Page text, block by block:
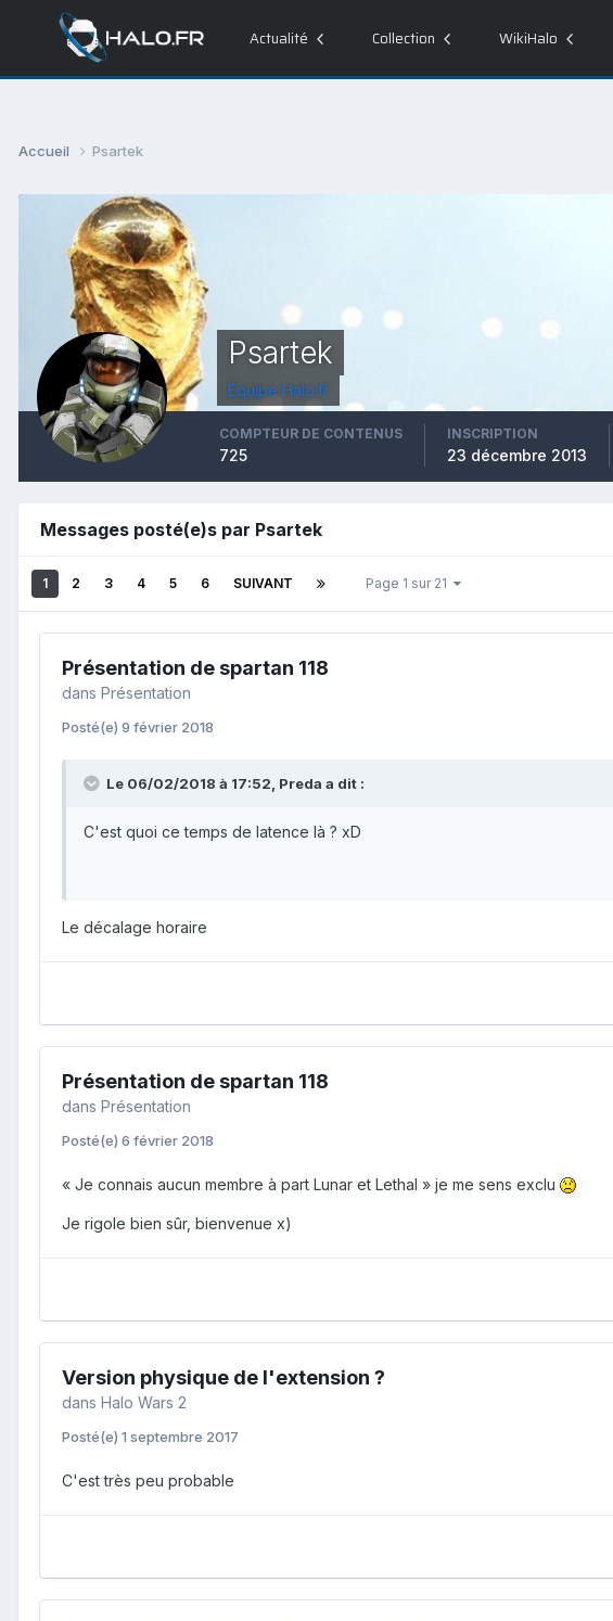
Actualité Collection WikiHalo
Accueil Psartek
Psartek
Équipe Halo.fr
COMPTEUR DE CONTENUS
725
INSCRIPTION
23 décembre 2013
Messages posté(e)s par Psartek
1 2 3 4 5 6 SUIVANT Page 1 sur 21
Présentation de spartan 118
dans Présentation
Posté(e) 9 février 2018
Le 06/02/2018 à 17:52, Preda a dit :
C'est quoi ce temps de latence là ? xD
Le décalage horaire
Présentation de spartan 118
dans Présentation
Posté(e) 6 février 2018
« Je connais aucun membre à part Lunar et Lethal » je me sens exclu
Je rigole bien sûr, bienvenue x)
Version physique de l'extension ?
dans Halo Wars 2
Posté(e) 1 septembre 2017
C'est très peu probable